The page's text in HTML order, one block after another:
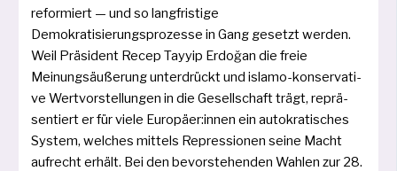
refor­miert — und so lang­fris­ti­ge
Demokratisierungsprozesse in Gang gesetzt wer­den.
Weil Präsident Recep Tayyip Erdoğan die freie
Meinungsäußerung unter­drückt und isla­mo-kon­ser­va­ti­
ve Wertvorstellungen in die Gesellschaft trägt, reprä­
sen­tiert er für vie­le Europäer:innen ein auto­kra­ti­sches
System, wel­ches mit­tels Repressionen sei­ne Macht
auf­recht erhält. Bei den bevor­ste­hen­den Wahlen zur 28.